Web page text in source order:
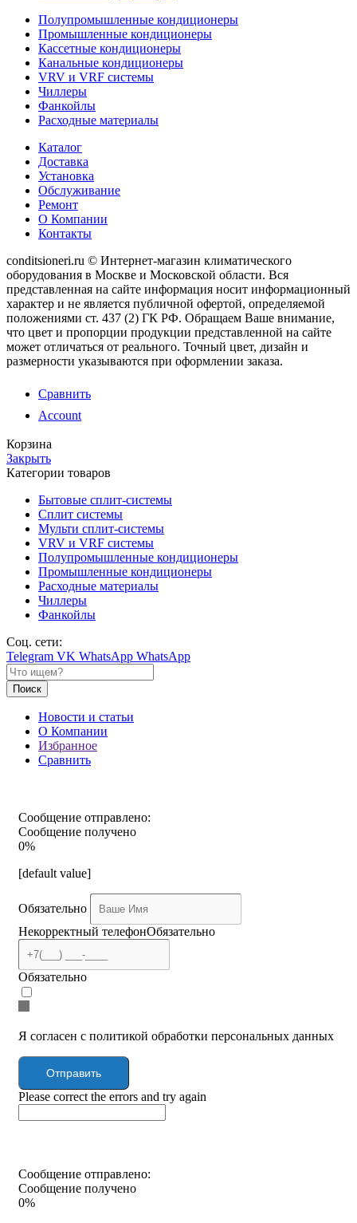
Полупромышленные кондиционеры
Промышленные кондиционеры
Кассетные кондиционеры
Канальные кондиционеры
VRV и VRF системы
Чиллеры
Фанкойлы
Расходные материалы
Каталог
Доставка
Установка
Обслуживание
Ремонт
О Компании
Контакты
conditsioneri.ru © Интернет-магазин климатического
оборудования в Москве и Московской области. Вся
представленная на сайте информация носит информационный
характер и не является публичной офертой, определяемой
положениями ст. 437 (2) ГК РФ. Обращаем Ваше внимание,
что цвет и пропорции продукции представленной на сайте
может отличаться от реального. Точный цвет, дизайн и
размерности указываются при оформлении заказа.
Сравнить
Account
Корзина
Закрыть
Категории товаров
Бытовые сплит-системы
Сплит системы
Мульти сплит-системы
VRV и VRF системы
Полупромышленные кондиционеры
Промышленные кондиционеры
Расходные материалы
Чиллеры
Фанкойлы
Соц. сети:
Telegram VK WhatsApp WhatsApp
Поиск
Новости и статьи
О Компании
Избранное
Сравнить
Сообщение отправлено:
Сообщение получено
0%
[default value]
Обязательно
Некорректный телефонОбязательно
Обязательно
Я согласен с политикой обработки персональных данных
Отправить
Please correct the errors and try again
Сообщение отправлено:
Сообщение получено
0%